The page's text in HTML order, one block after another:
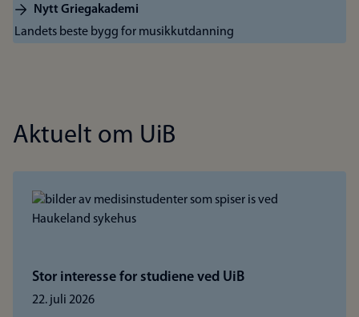
Nytt Griegakademi
Landets beste bygg for musikkutdanning
Aktuelt om UiB
Stor interesse for studiene ved UiB
22. juli 2026